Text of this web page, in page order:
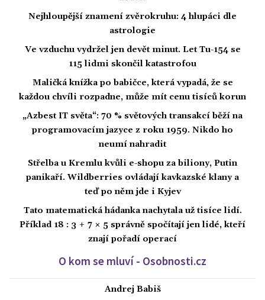
Nejhloupější znamení zvěrokruhu: 4 hlupáci dle
astrologie
Ve vzduchu vydržel jen devět minut. Let Tu-154 se
115 lidmi skončil katastrofou
Maličká knížka po babičce, která vypadá, že se
každou chvíli rozpadne, může mít cenu tisíců korun
„Azbest IT světa“: 70 % světových transakcí běží na
programovacím jazyce z roku 1959. Nikdo ho
neumí nahradit
Střelba u Kremlu kvůli e-shopu za biliony, Putin
panikaří. Wildberries ovládají kavkazské klany a
teď po něm jde i Kyjev
Tato matematická hádanka nachytala už tisíce lidí.
Příklad 18 : 3 + 7 × 5 správně spočítají jen lidé, kteří
znají pořadí operací
O kom se mluví - Osobnosti.cz
Andrej Babiš